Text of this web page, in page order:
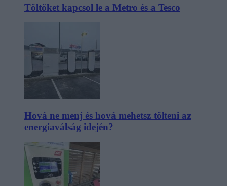
Töltőket kapcsol le a Metro és a Tesco
Hová ne menj és hová mehetsz tölteni az
energiaválság idején?